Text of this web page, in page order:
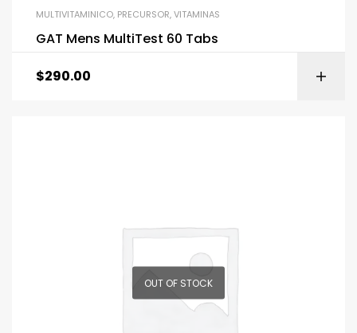
MULTIVITAMINICO, PRECURSOR,VITAMINAS
GAT Mens MultiTest 60 Tabs
$290.00
OUT OF STOCK